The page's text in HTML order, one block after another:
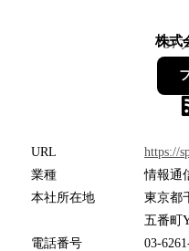
株式
37
URL
https://
業種
情報通
本社所在地
東京都
五番町
電話番号
03-